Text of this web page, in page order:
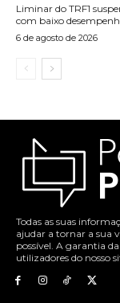
Liminar do TRF1
com baixo
6 de agosto de 2026
Todas as suas
ajudar a tornar a sua
possível. A garantia
utilizadores do nosso